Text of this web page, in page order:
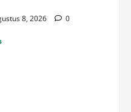
8, 2026 0